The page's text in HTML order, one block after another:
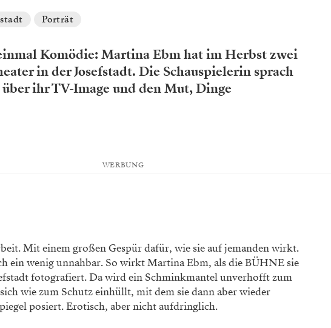
Porträt
Komödie: Martina Ebm hat im Herbst zwei
in der Josefstadt. Die Schauspielerin sprach
ihr TV-Image und den Mut, Dinge
WERBUNG
Mit einem großen Gespür dafür, wie sie auf jemanden wirkt.
ein wenig unnahbar. So wirkt Martina Ebm, als die BÜHNE sie
fotografiert. Da wird ein Schminkmantel unverhofft zum
wie zum Schutz einhüllt, mit dem sie dann aber wieder
posiert. Erotisch, aber nicht aufdringlich.